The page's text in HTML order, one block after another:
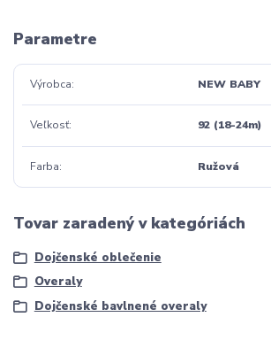
Parametre
Výrobca NEW BABY
Veľkosť 92 (18-24m)
Farba Ružová
Tovar zaradený v kategóriách
Dojčenské oblečenie
Overaly
Dojčenské bavlnené overaly